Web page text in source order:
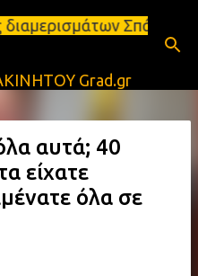
περιεχόμενο
Σπάρτη και
Grad.gr
αυτά; 40
είχατε
όλα σε